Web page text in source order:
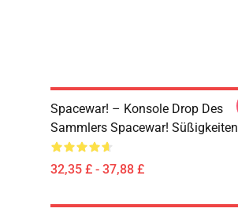
Spacewar! – Konsole Drop Des
Sammlers Spacewar! Süßigkeiten
32,35 £ - 37,88 £